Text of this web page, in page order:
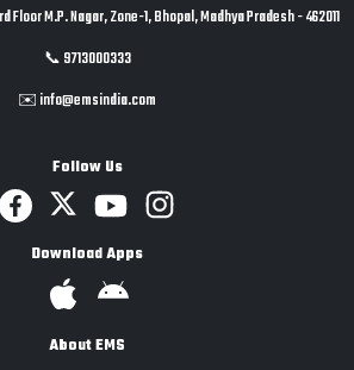
Floor M.P. Nagar, Zone-1, Bhopal, Madhya Pradesh - 462011
📞 9713000333
✉️ info@emsindia.com
Follow Us
Download Apps
About EMS